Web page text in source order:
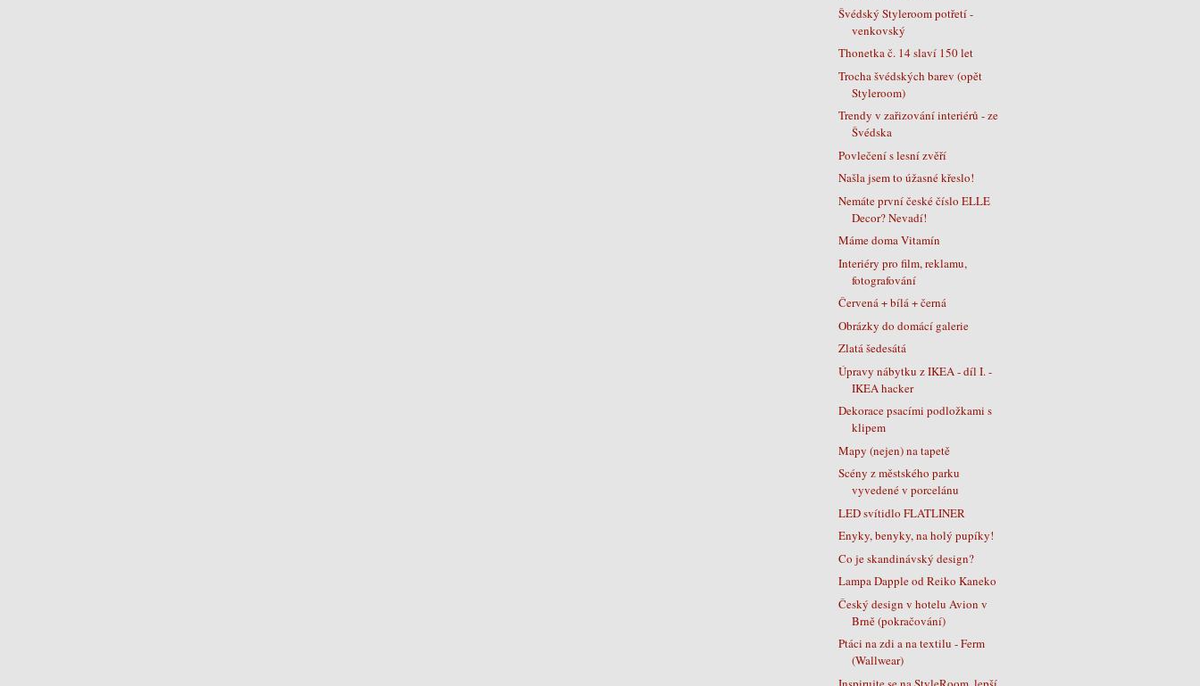
Švédský Styleroom potřetí -
venkovský
Thonetka č. 14 slaví 150 let
Trocha švédských barev (opět
Styleroom)
Trendy v zařizování interiérů - ze
Švédska
Povlečení s lesní zvěří
Našla jsem to úžasné křeslo!
Nemáte první české číslo ELLE
Decor? Nevadí!
Máme doma Vitamín
Interiéry pro film, reklamu,
fotografování
Červená + bílá + černá
Obrázky do domácí galerie
Zlatá šedesátá
Úpravy nábytku z IKEA - díl I. -
IKEA hacker
Dekorace psacími podložkami s
klipem
Mapy (nejen) na tapetě
Scény z městského parku
vyvedené v porcelánu
LED svítidlo FLATLINER
Enyky, benyky, na holý pupíky!
Co je skandinávský design?
Lampa Dapple od Reiko Kaneko
Český design v hotelu Avion v
Brně (pokračování)
Ptáci na zdi a na textilu - Ferm
(Wallwear)